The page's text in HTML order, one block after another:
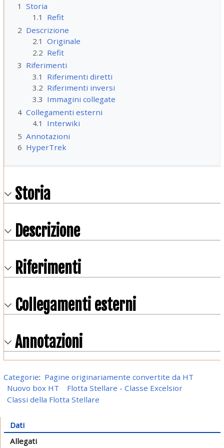
1 Storia
1.1
Refit
2 Descrizione
2.1
Originale
2.2 Refit
3 Riferimenti
3.1
Riferimenti diretti
3.2 Riferimenti inversi
3.3 Immagini collegate
4 Collegamenti esterni
4.1
Interwiki
5 Annotazioni
6 HyperTrek
Storia
Descrizione
Riferimenti
Collegamenti esterni
Annotazioni
Categorie: Pagine originariamente convertite da HT
Nuovo box HT
Flotta Stellare - Classe Excelsior
Classi della Flotta Stellare
Dati
Allegati